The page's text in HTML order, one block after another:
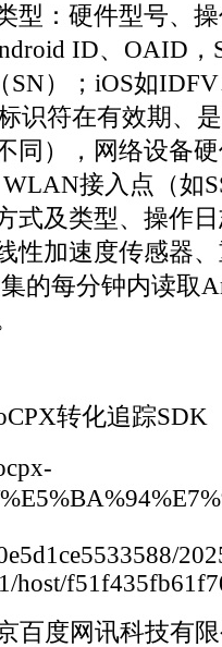
型：硬件型号、
ID、OAID，
SN）；iOS如
识符在有效期、
同），网络设备
接入点（如
式及类型、操作
性加速度传感器
的每分钟内读取
转化追踪SDK
host/
百度网讯科技有